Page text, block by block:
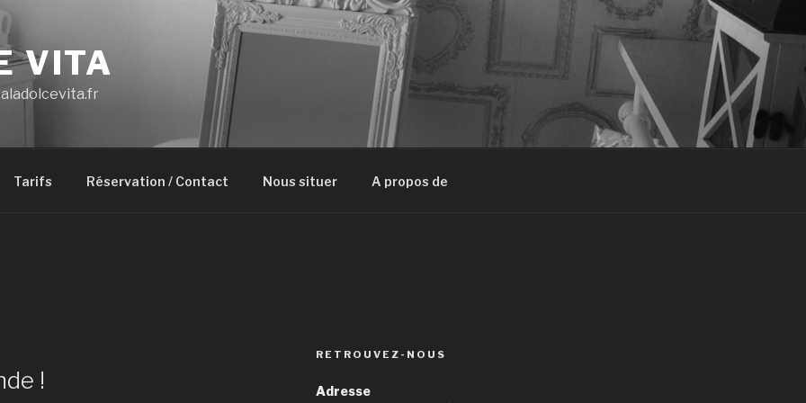
VITA
aladolcevita.fr
Tarifs Réservation / Contact Nous situer A propos de
!
RETROUVEZ-NOUS
Adresse